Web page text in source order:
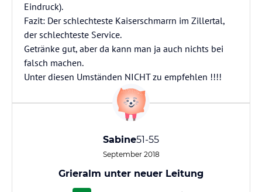
Eindruck).
Fazit: Der schlechteste Kaiserschmarrn im Zillertal,
der schlechteste Service.
Getränke gut, aber da kann man ja auch nichts bei
falsch machen.
Unter diesen Umständen NICHT zu empfehlen !!!!
Sabine51-55
September 2018
Grieralm unter neuer Leitung